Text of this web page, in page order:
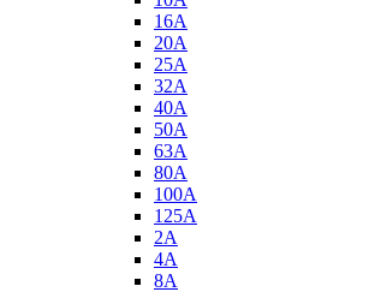
16A
20A
25A
32A
40A
50A
63A
80A
100A
125A
2A
4A
8A